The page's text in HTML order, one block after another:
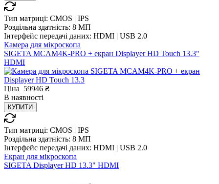
Тип матриці: CMOS | IPS
Роздільна здатність: 8 МП
Інтерфейс передачі даних: HDMI | USB 2.0
Камера для мікроскопа
SIGETA MCAM4K-PRO + екран Displayer HD Touch 13.3"
HDMI
Ціна 59946 ₴
В наявності
КУПИТИ
Тип матриці: CMOS | IPS
Роздільна здатність: 8 МП
Інтерфейс передачі даних: HDMI | USB 2.0
Екран для мікроскопа
SIGETA Displayer HD 13.3" HDMI